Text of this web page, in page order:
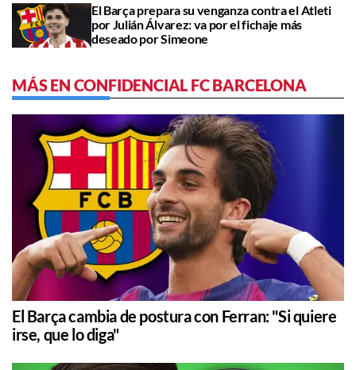
El Barça prepara su venganza contra el Atleti
por Julián Álvarez: va por el fichaje más
deseado por Simeone
MÁS EN CONFIDENCIAL FC BARCELONA
El Barça cambia de postura con Ferran: "Si quiere
irse, que lo diga"